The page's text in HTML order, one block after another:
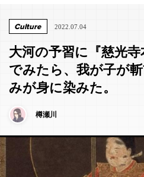
Culture 2022.07.04
大河の予習に『慈光
でみたら、我が子が
みが身に染みた。
樽瀬川